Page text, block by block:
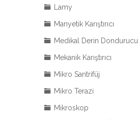
Lamy
Manyetik Karıştırıcı
Medikal Derin Dondurucu
Mekanik Karıştırıcı
Mikro Santrifüj
Mikro Terazi
Mikroskop